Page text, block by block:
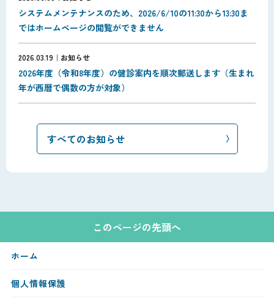
システムメンテナンスのため、2026/6/10の11:30から13:30ま
ではホームページの閲覧ができません
2026.03.19 お知らせ
2026年度（令和8年度）の健診案内を順次郵送します（生まれ
年が西暦で偶数の方が対象）
すべてのお知らせ
このページの先頭へ
ホーム
個人情報保護